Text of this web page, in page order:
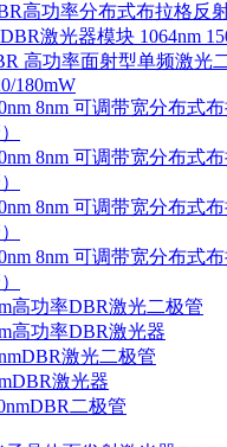
高功率分布式布拉格反
激光器模块 1064nm
高功率面射型单频激光
180mW
8nm 可调带宽分布式
8nm 可调带宽分布式
8nm 可调带宽分布式
8nm 可调带宽分布式
高功率DBR激光二极管
高功率DBR激光器
激光二极管
激光器
二极管